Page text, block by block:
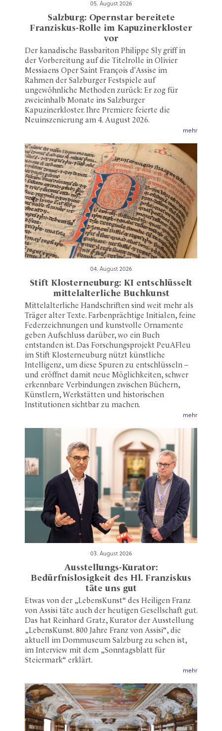
05. August 2026
Salzburg: Opernstar bereitete
Franziskus-Rolle im Kapuzinerkloster
vor
Der kanadische Bassbariton Philippe Sly griff in
der Vorbereitung auf die Titelrolle in Olivier
Messiaens Oper Saint François d'Assise im
Rahmen der Salzburger Festspiele auf
ungewöhnliche Methoden zurück: Er zog für
zweieinhalb Monate ins Salzburger
Kapuzinerkloster. Ihre Premiere feierte die
Neuinszenierung am 4. August 2026.
mehr
04. August 2026
Stift Klosterneuburg: KI entschlüsselt
mittelalterliche Buchkunst
Mittelalterliche Handschriften sind weit mehr als
Träger alter Texte. Farbenprächtige Initialen, feine
Federzeichnungen und kunstvolle Ornamente
geben Aufschluss darüber, wo ein Buch
entstanden ist. Das Forschungsprojekt PeuAFleu
im Stift Klosterneuburg nützt künstliche
Intelligenz, um diese Spuren zu entschlüsseln –
und eröffnet damit neue Möglichkeiten, schwer
erkennbare Verbindungen zwischen Büchern,
Künstlern, Werkstätten und historischen
Institutionen sichtbar zu machen.
mehr
03. August 2026
Ausstellungs-Kurator:
Bedürfnislosigkeit des Hl. Franziskus
täte uns gut
Etwas von der „LebensKunst“ des Heiligen Franz
von Assisi täte auch der heutigen Gesellschaft gut.
Das hat Reinhard Gratz, Kurator der Ausstellung
„LebensKunst. 800 Jahre Franz von Assisi“, die
aktuell im Dommuseum Salzburg zu sehen ist,
im Interview mit dem „Sonntagsblatt für
Steiermark“ erklärt.
mehr